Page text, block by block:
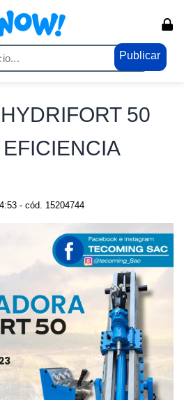
Publicar
50
- cód. 15204744